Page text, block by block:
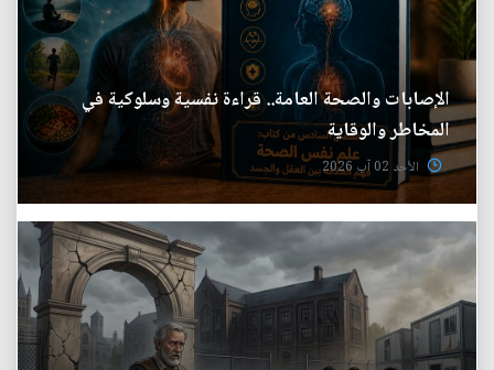
الإصابات والصحة العامة.. قراءة نفسية وسلوكية في
المخاطر والوقاية
الأحد 02 آب 2026